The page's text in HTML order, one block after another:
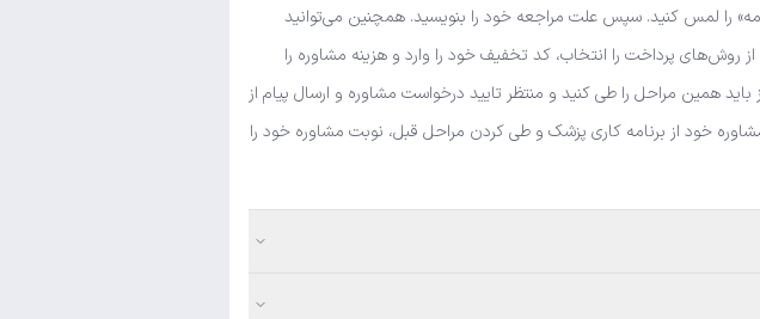
را لمس کنید. سپس علت مراجعه خود را بنویسید. همچنین می‌توانید
پرداخت را انتخاب، کد تخفیف خود را وارد و هزینه مشاوره را
همین مراحل را طی کنید و منتظر تایید درخواست مشاوره و ارسال پیام از
خود از برنامه کاری پزشک و طی کردن مراحل قبل، نوبت مشاوره خود را